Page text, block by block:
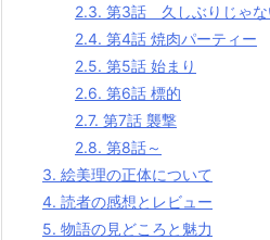
2.3. 第3話 久しぶりじゃな
2.4. 第4話 焼肉パーティー
2.5. 第5話 始まり
2.6. 第6話 標的
2.7. 第7話 襲撃
2.8. 第8話～
3. 絵美理の正体について
4. 読者の感想とレビュー
5. 物語の見どころと魅力